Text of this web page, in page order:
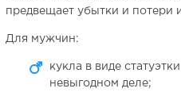
предвещает убытки и потери
Для мужчин:
кукла в виде
невыгодном деле;